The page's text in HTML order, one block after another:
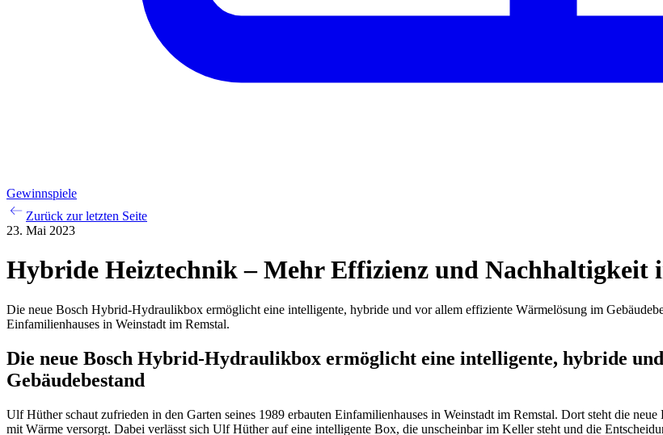
Gewinnspiele
Zurück zur letzten Seite
23. Mai 2023
Hybride Heiztechnik – Mehr Effizienz und Nachhaltigkeit
Die neue Bosch Hybrid-Hydraulikbox ermöglicht eine intelligente, hybride und vor allem effiziente Wärmelösung im
Einfamilienhauses in Weinstadt im Remstal.
Die neue Bosch Hybrid-Hydraulikbox ermöglicht eine intelligente, hybride
Gebäudebestand
Ulf Hüther schaut zufrieden in den Garten seines 1989 erbauten Einfamilienhauses in Weinstadt im Remstal. Dort steht die
mit Wärme versorgt. Dabei verlässt sich Ulf Hüther auf eine intelligente Box, die unscheinbar im Keller steht und die